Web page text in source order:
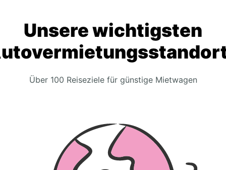
Unsere wichtigsten
Über 100 Reiseziele für günstige Mietwagen